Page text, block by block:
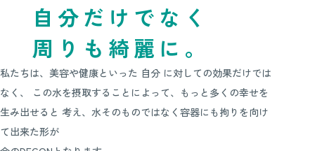
自分だけでなく
周りも綺麗に。
私たちは、美容や健康といった 自分 に対しての効果だけでは
なく、
この水を摂取することによって、もっと多くの幸せを
生み出せると 考え、水そのものではなく容器にも拘りを向け
て出来た形が